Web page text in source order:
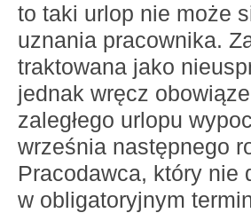
to taki urlop nie może
uznania pracownika.
traktowana jako
jednak wręcz
zaległego urlopu
września następnego
Pracodawca, który nie
w obligatoryjnym